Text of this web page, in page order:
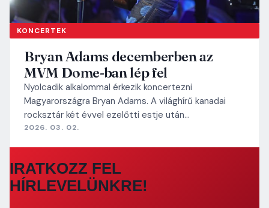
KONCERTEK
Bryan Adams decemberben az
MVM Dome-ban lép fel
Nyolcadik alkalommal érkezik koncertezni
Magyarországra Bryan Adams. A világhírű kanadai
rocksztár két évvel ezelőtti estje után…
2026. 03. 02.
IRATKOZZ FEL
HÍRLEVELÜNKRE!